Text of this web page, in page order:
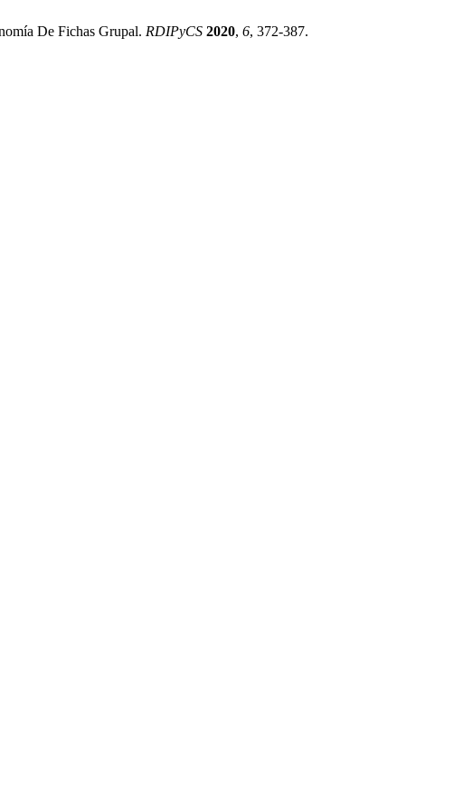
De Fichas Grupal. RDIPyCS 2020, 6, 372-387.